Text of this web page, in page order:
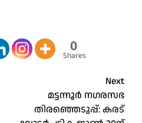
0
Shares
Next
മട്ടന്നൂർ നഗരസഭ
തിരഞ്ഞെടുപ്പ്: കരട്